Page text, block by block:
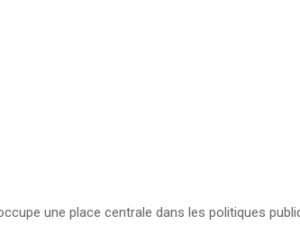
une place centrale dans les politiques